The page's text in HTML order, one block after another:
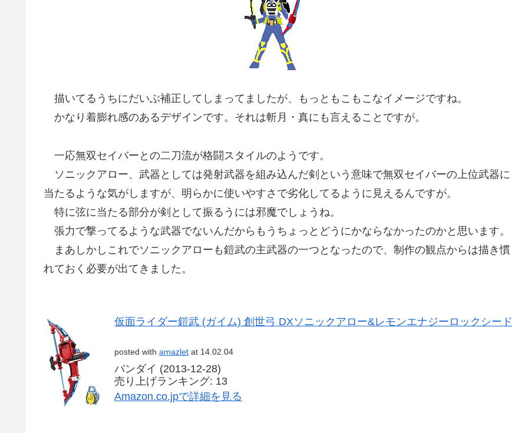
描いてるうちにだいぶ補正してしまってましたが、もっともこもこなイメージですね。
かなり着膨れ感のあるデザインです。それは斬月・真にも言えることですが。
一応無双セイバーとの二刀流が格闘スタイルのようです。
ソニックアロー、武器としては発射武器を組み込んだ剣という意味で無双セイバーの上位武器に
当たるような気がしますが、明らかに使いやすさで劣化してるように見えるんですが。
特に弦に当たる部分が剣として振るうには邪魔でしょうね。
張力で撃ってるような武器でないんだからもうちょっとどうにかならなかったのかと思います。
まあしかしこれでソニックアローも鎧武の主武器の一つとなったので、制作の観点からは描き慣
れておく必要が出てきました。
仮面ライダー鎧武 (ガイム) 創世弓 DXソニックアロー&レモンエナジーロックシード
posted with amazlet at 14.02.04
バンダイ (2013-12-28)
売り上げランキング: 13
Amazon.co.jpで詳細を見る